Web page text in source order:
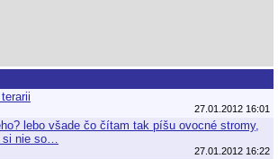
27.01.2012 16:01
lebo všade čo čítam tak píšu ovocné stromy,
nie so…
27.01.2012 16:22